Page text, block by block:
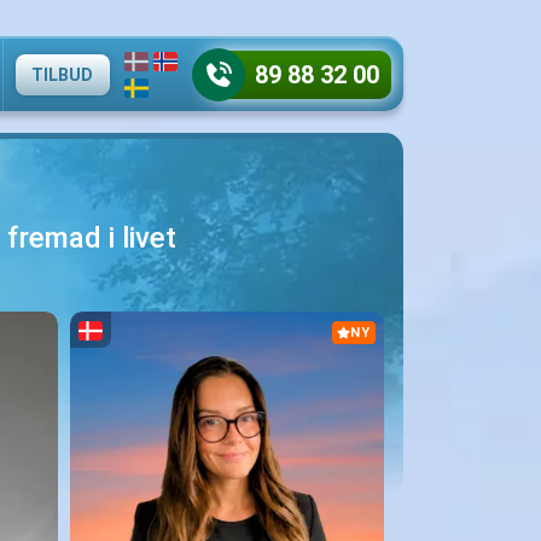
TILBUD 89 88 32 00
fremad i livet
NY